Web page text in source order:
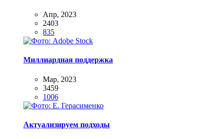
Апр, 2023
2403
835
Миллиардная поддержка
Мар, 2023
3459
1006
Актуализируем подходы